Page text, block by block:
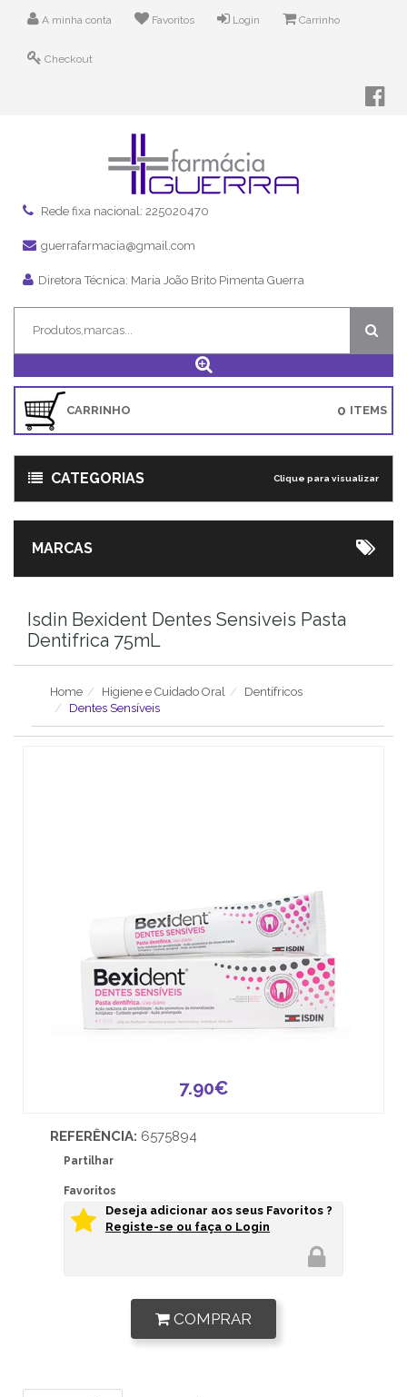
A minha conta Favoritos Login Carrinho
Checkout
Rede fixa nacional: 225020470
guerrafarmacia@gmail.com
Diretora Técnica: Maria João Brito Pimenta Guerra
CARRINHO ITEMS
0
CATEGORIAS Clique para visualizar
MARCAS
Isdin Bexident Dentes Sensiveis Pasta
Dentifrica 75mL
Home Higiene e Cuidado Oral
Dentífricos
Dentes Sensíveis
7.90€
REFERÊNCIA: 6575894
Partilhar
Favoritos
Deseja adicionar aos seus Favoritos ?
Registe-se ou faça o Login
COMPRAR